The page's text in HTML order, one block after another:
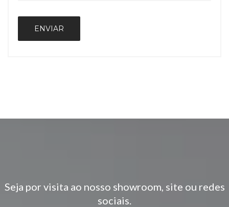
Seja por visita ao nosso showroom, site ou redes
sociais.